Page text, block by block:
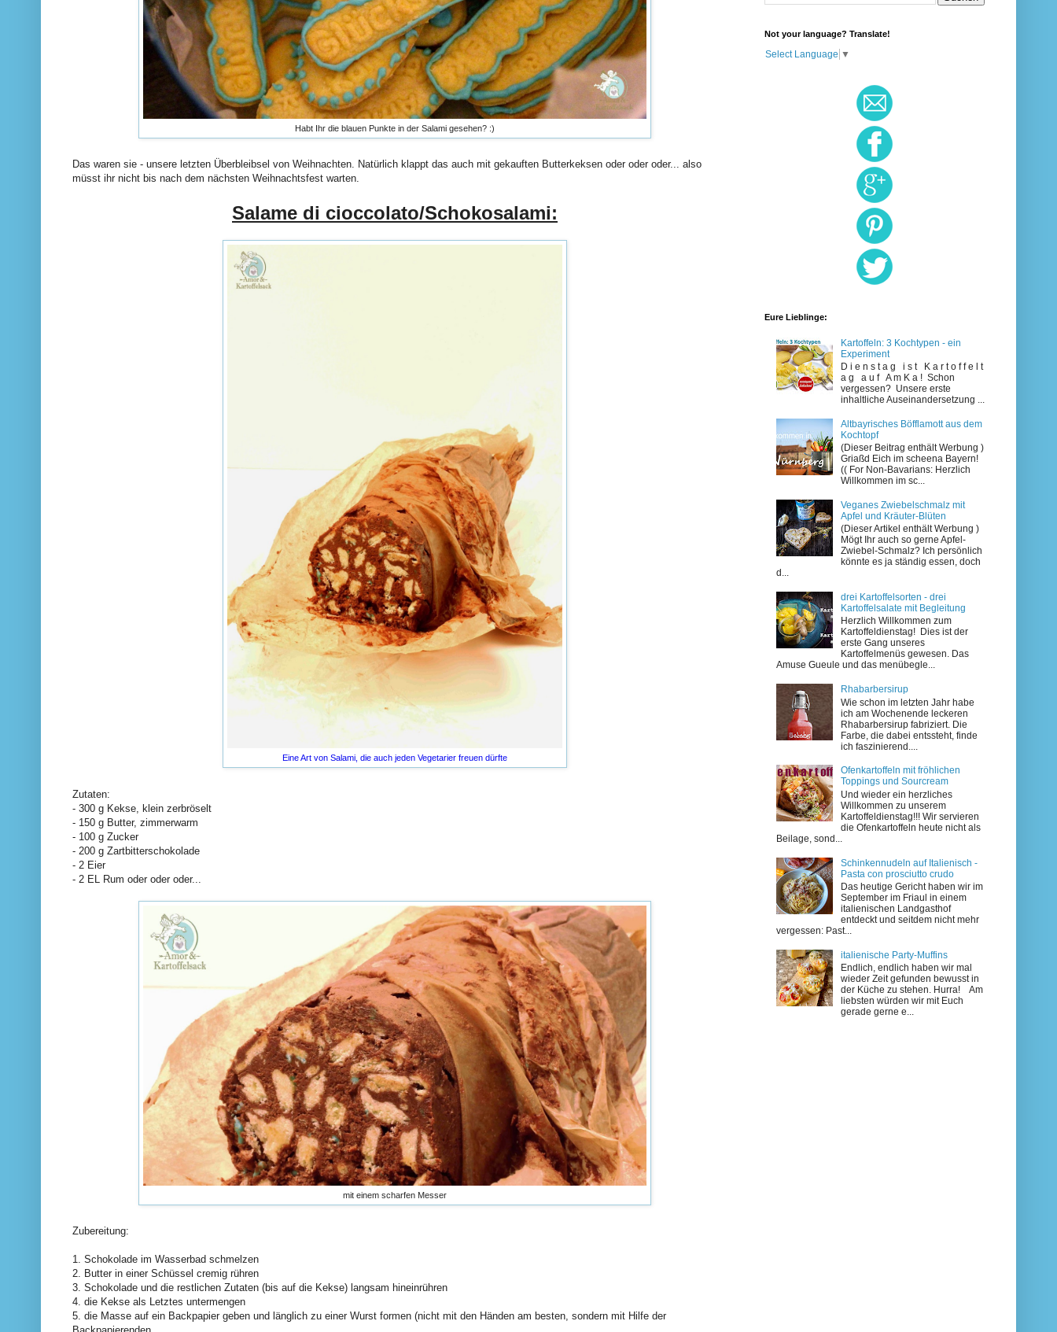
Habt Ihr die blauen Punkte in der Salami gesehen? :)
Das waren sie - unsere letzten Überbleibsel von Weihnachten. Natürlich klappt das auch mit gekauften Butterkeksen oder oder oder... also
müsst ihr nicht bis nach dem nächsten Weihnachtsfest warten.
Salame di cioccolato/Schokosalami:
Eine Art von Salami, die auch jeden Vegetarier freuen dürfte
Zutaten:
- 300 g Kekse, klein zerbröselt
- 150 g Butter, zimmerwarm
- 100 g Zucker
- 200 g Zartbitterschokolade
- 2 Eier
- 2 EL Rum oder oder oder...
mit einem scharfen Messer
Zubereitung:
1. Schokolade im Wasserbad schmelzen
2. Butter in einer Schüssel cremig rühren
3. Schokolade und die restlichen Zutaten (bis auf die Kekse) langsam hineinrühren
4. die Kekse als Letztes untermengen
5. die Masse auf ein Backpapier geben und länglich zu einer Wurst formen (nicht mit den Händen am besten, sondern mit Hilfe der
Not your language? Translate!
Select Language ▼
Eure Lieblinge:
Kartoffeln: 3 Kochtypen - ein
Experiment
D i e n s t a g i s t K a r t o f f e l t
a g a u f A m K a ! Schon
vergessen? Unsere erste
inhaltliche Auseinandersetzung ...
Altbayrisches Böfflamott aus dem
Kochtopf
(Dieser Beitrag enthält Werbung )
Griaßd Eich im scheena Bayern!
(( For Non-Bavarians: Herzlich
Willkommen im sc...
Veganes Zwiebelschmalz mit
Apfel und Kräuter-Blüten
(Dieser Artikel enthält Werbung )
Mögt Ihr auch so gerne Apfel-
Zwiebel-Schmalz? Ich persönlich
könnte es ja ständig essen, doch
d...
drei Kartoffelsorten - drei
Kartoffelsalate mit Begleitung
Herzlich Willkommen zum
Kartoffeldienstag! Dies ist der
erste Gang unseres
Kartoffelmenüs gewesen. Das
Amuse Gueule und das menübegle...
Rhabarbersirup
Wie schon im letzten Jahr habe
ich am Wochenende leckeren
Rhabarbersirup fabriziert. Die
Farbe, die dabei entssteht, finde
ich faszinierend....
Ofenkartoffeln mit fröhlichen
Toppings und Sourcream
Und wieder ein herzliches
Willkommen zu unserem
Kartoffeldienstag!!! Wir servieren
die Ofenkartoffeln heute nicht als
Beilage, sond...
Schinkennudeln auf Italienisch -
Pasta con prosciutto crudo
Das heutige Gericht haben wir im
September im Friaul in einem
italienischen Landgasthof
entdeckt und seitdem nicht mehr
vergessen: Past...
italienische Party-Muffins
Endlich, endlich haben wir mal
wieder Zeit gefunden bewusst in
der Küche zu stehen. Hurra! Am
liebsten würden wir mit Euch
gerade gerne e...